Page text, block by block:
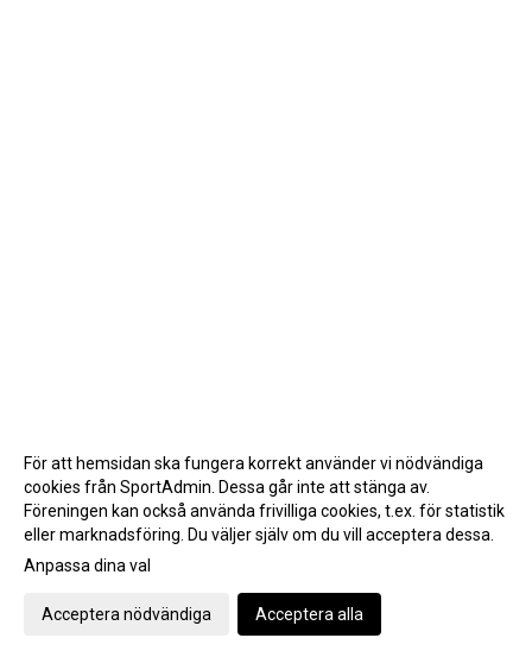
Gå till Webbversion
För att hemsidan ska fungera korrekt använder vi nödvändiga
cookies från SportAdmin. Dessa går inte att stänga av.
Föreningen kan också använda frivilliga cookies, t.ex. för statistik
eller marknadsföring. Du väljer själv om du vill acceptera dessa.
Anpassa dina val
Acceptera nödvändiga Acceptera alla